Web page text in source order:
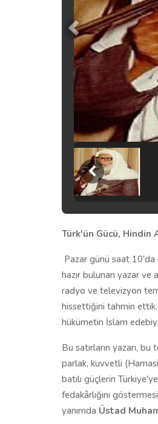
Türk'ün Gücü, Hindin
Pazar günü saat 10'da
hazır bulunan yazar ve
radyo ve televizyon
hissettiğini tahmin
hükümetin İslam
Bu satırların yazarı,
parlak, kuvvetli
batılı güçlerin
fedakârlığını
yanımda Üstad